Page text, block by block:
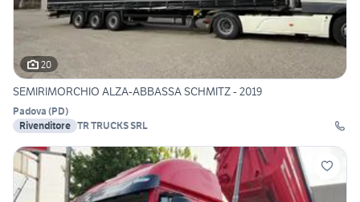
20
SEMIRIMORCHIO ALZA-ABBASSA SCHMITZ - 2019
Padova (PD)
Rivenditore TR TRUCKS SRL